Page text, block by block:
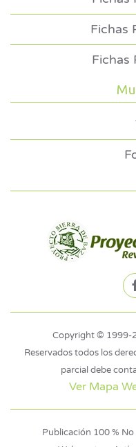
Fichas
Fichas
Copyright © 1999-
Reservados todos los
parcial debe
Ver Mapa
Publicación 100 %